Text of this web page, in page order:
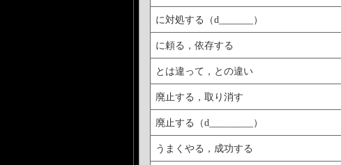
に対処する（d_______）
に頼る，依存する
とは違って，との違い
廃止する，取り消す
廃止する（d_________）
うまくやる，成功する